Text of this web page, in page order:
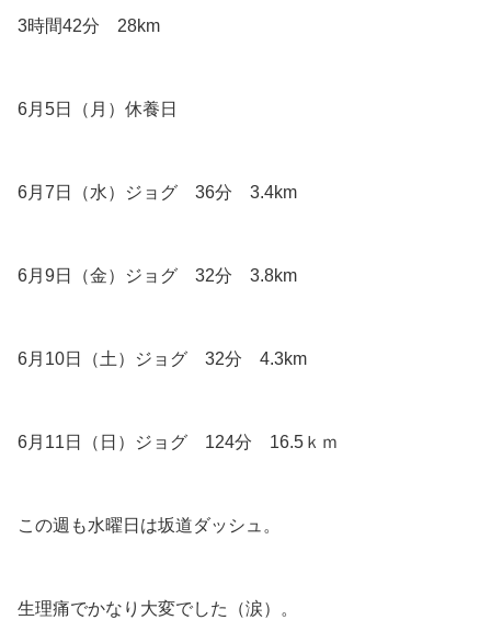
3時間42分 28km
6月5日（月）休養日
6月7日（水）ジョグ 36分 3.4km
6月9日（金）ジョグ 32分 3.8km
6月10日（土）ジョグ 32分 4.3km
6月11日（日）ジョグ 124分 16.5ｋｍ
この週も水曜日は坂道ダッシュ。
生理痛でかなり大変でした（涙）。